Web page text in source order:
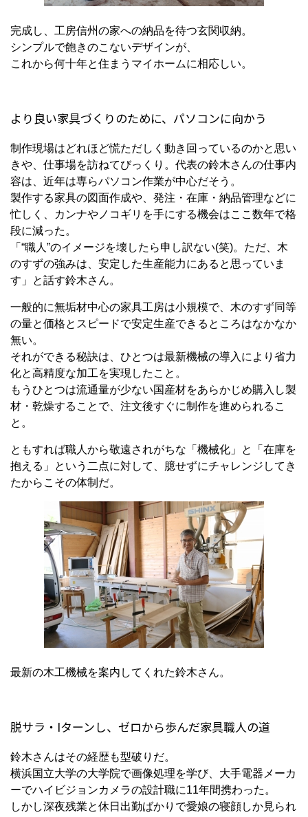
完成し、工房信州の家への納品を待つ玄関収納。
シンプルで飽きのこないデザインが、
これから何十年と住まうマイホームに相応しい。
より良い家具づくりのために、パソコンに向かう
制作現場はどれほど慌ただしく動き回っているのかと思い
きや、仕事場を訪ねてびっくり。代表の鈴木さんの仕事内
容は、近年は専らパソコン作業が中心だそう。
製作する家具の図面作成や、発注・在庫・納品管理などに
忙しく、カンナやノコギリを手にする機会はここ数年で格
段に減った。
「“職人”のイメージを壊したら申し訳ない(笑)。ただ、木
のすずの強みは、安定した生産能力にあると思っていま
す」と話す鈴木さん。
一般的に無垢材中心の家具工房は小規模で、木のすず同等
の量と価格とスピードで安定生産できるところはなかなか
無い。
それができる秘訣は、ひとつは最新機械の導入により省力
化と高精度な加工を実現したこと。
もうひとつは流通量が少ない国産材をあらかじめ購入し製
材・乾燥することで、注文後すぐに制作を進められるこ
と。
ともすれば職人から敬遠されがちな「機械化」と「在庫を
抱える」という二点に対して、臆せずにチャレンジしてき
たからこその体制だ。
最新の木工機械を案内してくれた鈴木さん。
脱サラ・Iターンし、ゼロから歩んだ家具職人の道
鈴木さんはその経歴も型破りだ。
横浜国立大学の大学院で画像処理を学び、大手電器メーカ
ーでハイビジョンカメラの設計職に11年間携わった。
しかし深夜残業と休日出勤ばかりで愛娘の寝顔しか見られ